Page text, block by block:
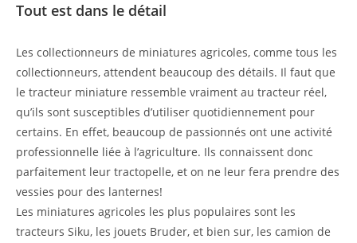
Tout est dans le détail
Les collectionneurs de miniatures agricoles, comme tous les
collectionneurs, attendent beaucoup des détails. Il faut que
le tracteur miniature ressemble vraiment au tracteur réel,
qu’ils sont susceptibles d’utiliser quotidiennement pour
certains. En effet, beaucoup de passionnés ont une activité
professionnelle liée à l’agriculture. Ils connaissent donc
parfaitement leur tractopelle, et on ne leur fera prendre des
vessies pour des lanternes!
Les miniatures agricoles les plus populaires sont les
tracteurs Siku, les jouets Bruder, et bien sur, les camion de